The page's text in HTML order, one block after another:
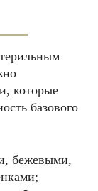
которые
базового
бежевыми,